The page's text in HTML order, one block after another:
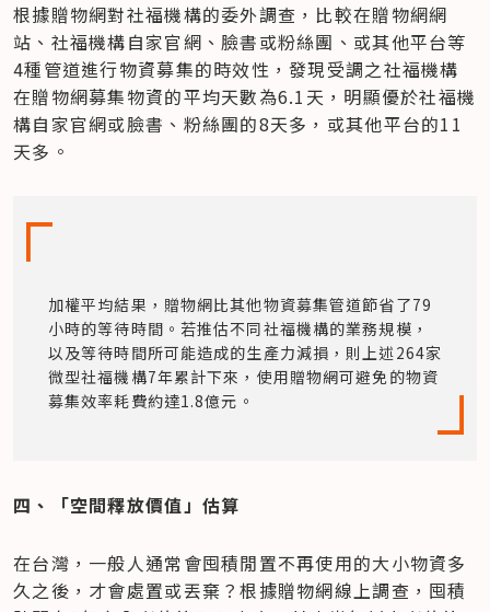
根據贈物網對社福機構的委外調查，比較在贈物網網
站、社福機構自家官網、臉書或粉絲團、或其他平台等
4種管道進行物資募集的時效性，發現受調之社福機構
在贈物網募集物資的平均天數為6.1天，明顯優於社福機
構自家官網或臉書、粉絲團的8天多，或其他平台的11
天多。
加權平均結果，贈物網比其他物資募集管道節省了79
小時的等待時間。若推估不同社福機構的業務規模，
以及等待時間所可能造成的生產力減損，則上述264家
微型社福機構7年累計下來，使用贈物網可避免的物資
募集效率耗費約達1.8億元。
四、「空間釋放價值」估算
在台灣，一般人通常會囤積閒置不再使用的大小物資多
久之後，才會處置或丟棄？根據贈物網線上調查，囤積